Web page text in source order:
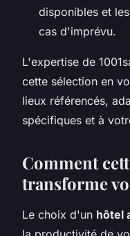
disponibles et
cas d'imprévu.
L'expertise de
cette sélection en
lieux référencés,
spécifiques et à
Comment
transforme
Le choix d'un hôtel